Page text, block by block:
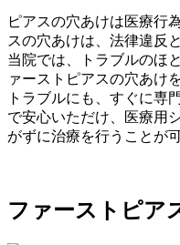
ピアスの穴あけは医療行
スの穴あけは、法律違反
当院では、トラブルのほ
ァーストピアスの穴あけ
トラブルにも、すぐに専
で安心いただけ、医療用
がずに治療を行うことが
ファーストピア